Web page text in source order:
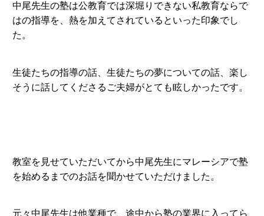
中尾先生の塾は公教育では深堀りできない私教育ならで
はの指導を、熱を加えてされているといった印象でし
た。
生徒たちの指導の話、生徒たちの夢についての話、楽し
そうに話してくださるご夫婦がとても眩しかったです。
教室を見せていただいてから中尾先生にマレーシアで塾
を始めるまでのお話を聞かせていただけました。
元々中尾先生は他業種で、途中から塾の業界に入ってら